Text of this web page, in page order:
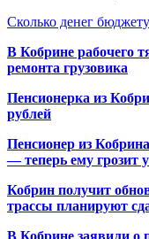
Сколько денег
В Кобрине рабочего
ремонта грузовика
Пенсионерка из
рублей
Пенсионер из
— теперь ему грозит
Кобрин получит
трассы планируют
В Кобрине заявили о